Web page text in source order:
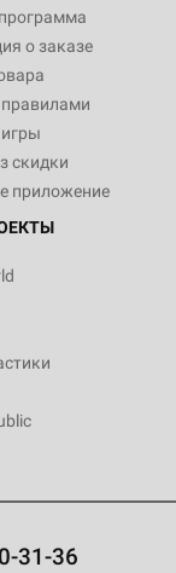
о заказе
скидки
приложение
31-36